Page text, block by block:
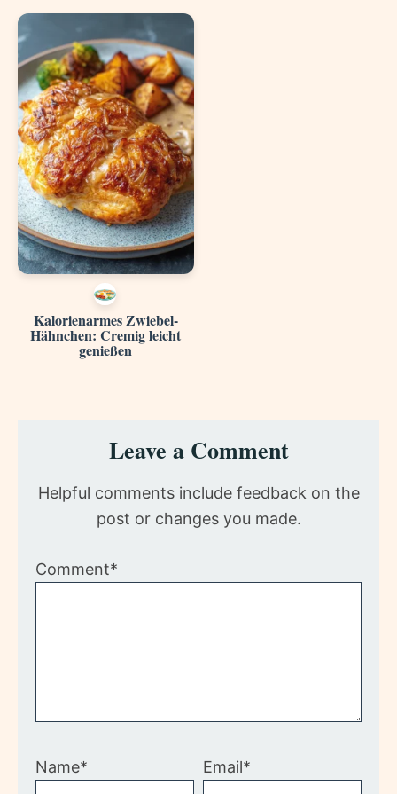
Kalorienarmes Zwiebel-
Hähnchen: Cremig leicht
genießen
InteractionsLeave a Comment
Helpful comments include feedback on the
post or changes you made.
Comment*
Name* Email*